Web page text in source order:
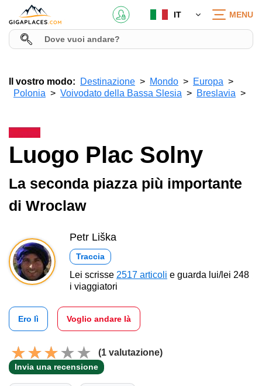
IT MENU
Il vostro modo: Destinazione Mondo
Europa
Polonia
Voivodato della Bassa Slesia Breslavia
Luogo Plac Solny
La seconda piazza più importante
di Wroclaw
Petr Liška
Traccia
Lei scrisse 2517 articoli e guarda lui/lei 248
i viaggiatori
Ero lì Voglio andare là
(1 valutazione)
Invia una recensione